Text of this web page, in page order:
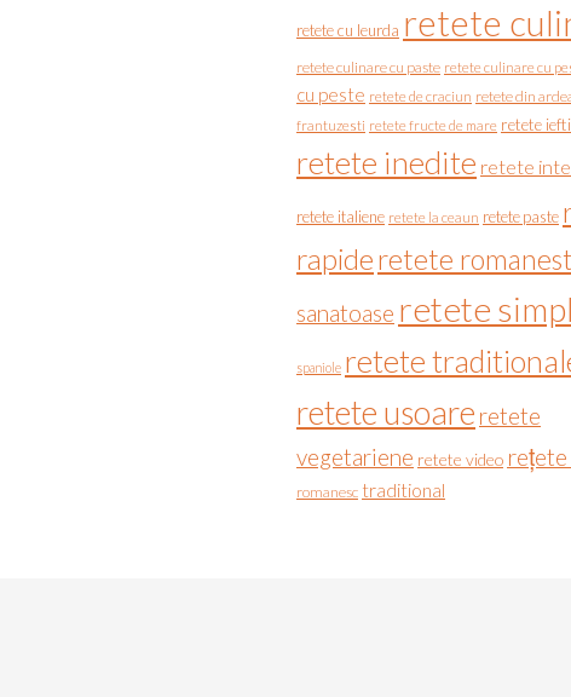
retete cu leurda retete
retete culinare cu paste retete culinare cu
cu peste retete de craciun retete din
frantuzesti retete fructe de mare retete
retete inedite retete
retete italiene retete la ceaun retete paste
rapideretete
sanatoase retete
spaniole retete
retete usoare retete
vegetariene retete video
romanesc traditional